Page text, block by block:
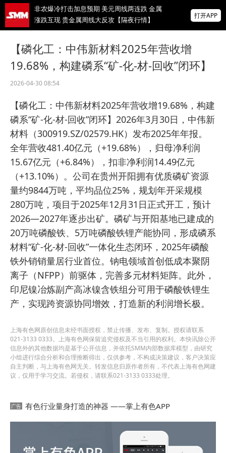
非农爆冷打击加息预期 美元周线两连跌 金属
涨跌互现 贵金属周线大反攻【隔夜行情】
寻锌行业破局发展新机遇
美国拟投30亿美元扶持关键矿产
掌上有色
为有色行业打造的神器
打开APP
【磷化工：中伟新材料2025年营收增
19.68%，构建磷系“矿-化-材-回收”闭环】
2026-04-30 08:54
【磷化工：中伟新材料2025年营收增19.68%，构建
磷系“矿-化-材-回收”闭环】2026年3月30日，中伟新
材料（300919.SZ/02579.HK）发布2025年年报。
全年营收481.40亿元（+19.68%），归母净利润
15.67亿元（+6.84%），扣非净利润14.49亿元
（+13.10%）。公司在贵州开阳拥有优质磷矿资源
量约9844万吨，平均品位25%，规划年开采规模
280万吨，项目于2025年12月31日正式开工，预计
2026—2027年逐步出矿。磷矿与开阳基地已建成的
20万吨磷酸铁、5万吨磷酸铁锂产能协同，形成磷系
材料“矿-化-材-回收”一体化生态闭环，2025年磷酸
铁外销销量居行业首位。钠电领域首创低成本聚阴
离子（NFPP）前驱体，完善多元材料矩阵。此外，
印尼镍冶炼副产高冰镍含铁组分可用于磷酸铁锂生
产，实现跨资源协同增效，打造新的利润增长极。
上海有色网原创信息未经书面授权，禁止传播、发布、复制。授权请联系
021-3133 0333。上海有色网保留追究侵权及不当引用的权利。本快讯除公开
信息外的其他数据均是基于公开信息，并依托SMM内部数据库模型，由研究
小组进行综合分析和合理推断得出，仅供参考，不构成决策建议，客户决策应
自主判断，与上海有色网无关。转发信息归原作者所有，不代表上海有色网建
议，仅用于学习交流。若侵权，请联系021-3133 0333处理。
有色行业量身打造的神器 ——掌上有色APP